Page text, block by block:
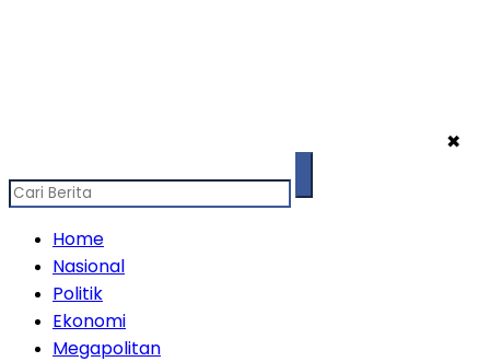
✖
Home
Nasional
Politik
Ekonomi
Megapolitan